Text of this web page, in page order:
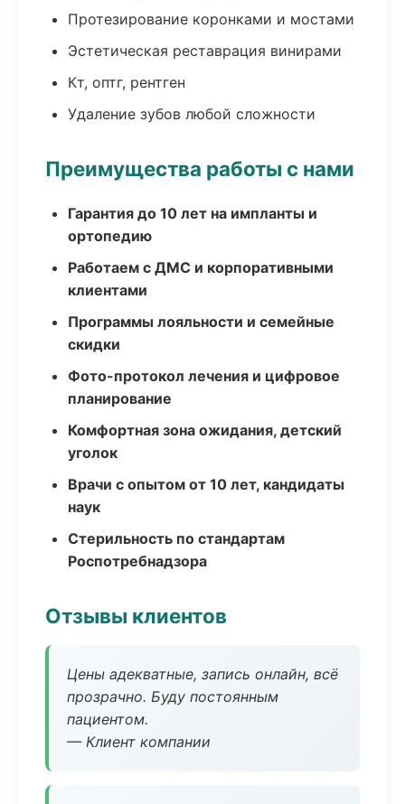
Протезирование коронками и мостами
Эстетическая реставрация винирами
Кт, оптг, рентген
Удаление зубов любой сложности
Преимущества работы с нами
Гарантия до 10 лет на импланты и
ортопедию
Работаем с ДМС и корпоративными
клиентами
Программы лояльности и семейные
скидки
Фото-протокол лечения и цифровое
планирование
Комфортная зона ожидания, детский
уголок
Врачи с опытом от 10 лет, кандидаты
наук
Стерильность по стандартам
Роспотребнадзора
Отзывы клиентов
Цены адекватные, запись онлайн, всё
прозрачно. Буду постоянным
пациентом.
— Клиент компании